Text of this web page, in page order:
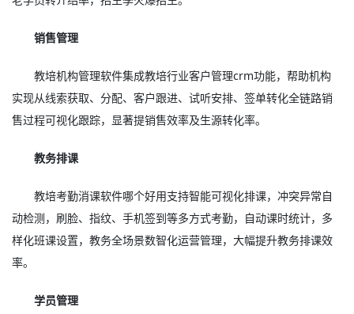
销售管理
教培机构管理软件集成教培行业客户管理crm功能，帮助机构
实现从线索获取、分配、客户跟进、试听安排、签单转化全链路销
售过程可视化跟踪，显著提销售效率及生源转化率。
教务排课
教培考勤消课软件哪个好用支持智能可视化排课，冲突异常自
动检测，刷脸、指纹、手机签到等多方式考勤，自动课时统计，多
样化班课设置，教务全场景数智化运营管理，大幅提升教务排课效
率。
学员管理